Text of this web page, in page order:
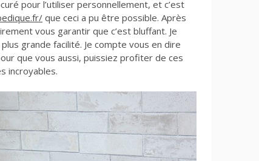
pour l’utiliser personnellement, et c’est
que ceci a pu être possible. Après
vous garantir que c’est bluffant. Je
grande facilité. Je compte vous en dire
que vous aussi, puissiez profiter de ces
incroyables.